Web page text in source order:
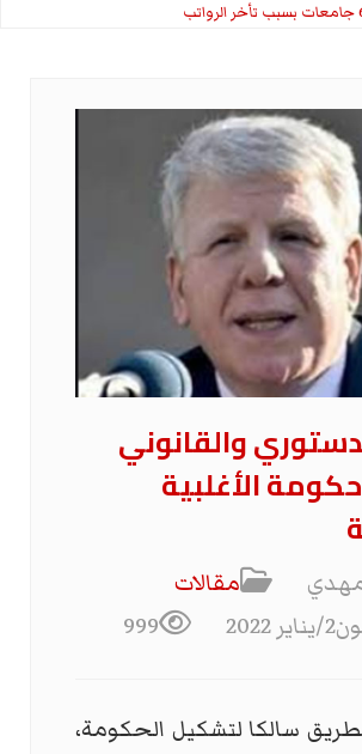
والقانوني
الأغلبية
مقالات
999
سالكا لتشكيل الحكومة،